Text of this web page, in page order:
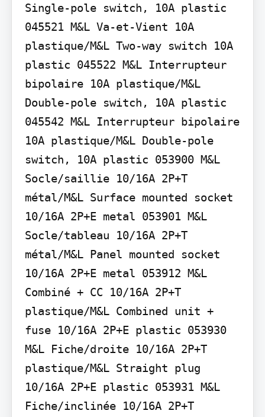
Single-pole switch, 10A plastic
045521 M&L Va-et-Vient 10A
plastique/M&L Two-way switch 10A
plastic 045522 M&L Interrupteur
bipolaire 10A plastique/M&L
Double-pole switch, 10A plastic
045542 M&L Interrupteur bipolaire
10A plastique/M&L Double-pole
switch, 10A plastic 053900 M&L
Socle/saillie 10/16A 2P+T
métal/M&L Surface mounted socket
10/16A 2P+E metal 053901 M&L
Socle/tableau 10/16A 2P+T
métal/M&L Panel mounted socket
10/16A 2P+E metal 053912 M&L
Combiné + CC 10/16A 2P+T
plastique/M&L Combined unit +
fuse 10/16A 2P+E plastic 053930
M&L Fiche/droite 10/16A 2P+T
plastique/M&L Straight plug
10/16A 2P+E plastic 053931 M&L
Fiche/inclinée 10/16A 2P+T